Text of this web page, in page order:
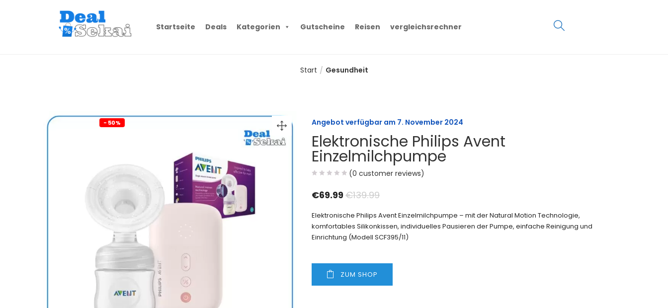
Startseite Deals Kategorien Gutscheine Reisen vergleichsrechner
Start Gesundheit
- 50% Angebot verfügbar am 7. November 2024
Elektronische Philips Avent
Einzelmilchpumpe
(0 customer reviews)
€69.99€139.99
Elektronische Philips Avent Einzelmilchpumpe – mit der Natural Motion Technologie,
komfortables Silikonkissen, individuelles Pausieren der Pumpe, einfache Reinigung und
Einrichtung (Modell SCF395/11)
ZUM SHOP